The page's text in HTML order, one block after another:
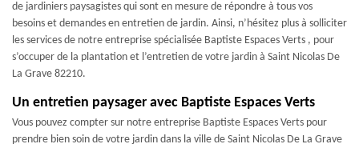
de jardiniers paysagistes qui sont en mesure de répondre à tous vos
besoins et demandes en entretien de jardin. Ainsi, n’hésitez plus à solliciter
les services de notre entreprise spécialisée Baptiste Espaces Verts , pour
s’occuper de la plantation et l’entretien de votre jardin à Saint Nicolas De
La Grave 82210.
Un entretien paysager avec Baptiste Espaces Verts
Vous pouvez compter sur notre entreprise Baptiste Espaces Verts pour
prendre bien soin de votre jardin dans la ville de Saint Nicolas De La Grave